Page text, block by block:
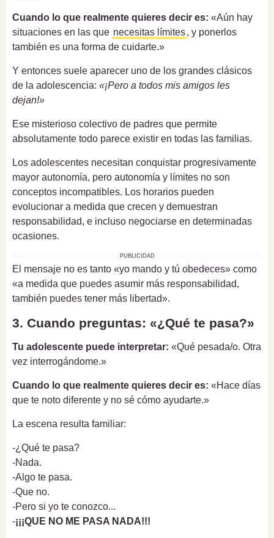
Cuando lo que realmente quieres decir es: «Aún hay
situaciones en las que necesitas límites, y ponerlos
también es una forma de cuidarte.»
Y entonces suele aparecer uno de los grandes clásicos
de la adolescencia: «¡Pero a todos mis amigos les
dejan!»
Ese misterioso colectivo de padres que permite
absolutamente todo parece existir en todas las familias.
Los adolescentes necesitan conquistar progresivamente
mayor autonomía, pero autonomía y límites no son
conceptos incompatibles. Los horarios pueden
evolucionar a medida que crecen y demuestran
responsabilidad, e incluso negociarse en determinadas
ocasiones.
PUBLICIDAD
El mensaje no es tanto «yo mando y tú obedeces» como
«a medida que puedes asumir más responsabilidad,
también puedes tener más libertad».
3. Cuando preguntas: «¿Qué te pasa?»
Tu adolescente puede interpretar: «Qué pesada/o. Otra
vez interrogándome.»
Cuando lo que realmente quieres decir es: «Hace días
que te noto diferente y no sé cómo ayudarte.»
La escena resulta familiar:
-¿Qué te pasa?
-Nada.
-Algo te pasa.
-Que no.
-Pero si yo te conozco...
-¡¡¡QUE NO ME PASA NADA!!!